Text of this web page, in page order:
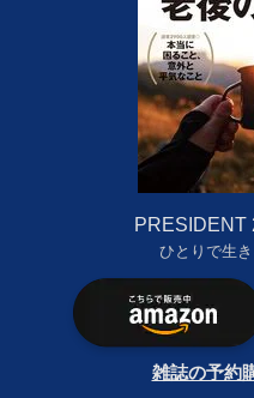
PRESIDENT
ひとりで生き
雑誌の予約